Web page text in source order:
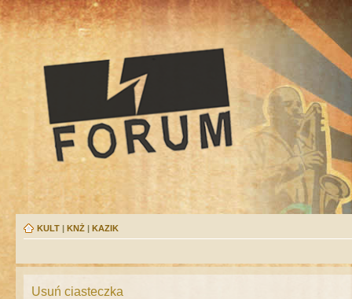
KULT | KNŻ | KAZIK
Usuń ciasteczka